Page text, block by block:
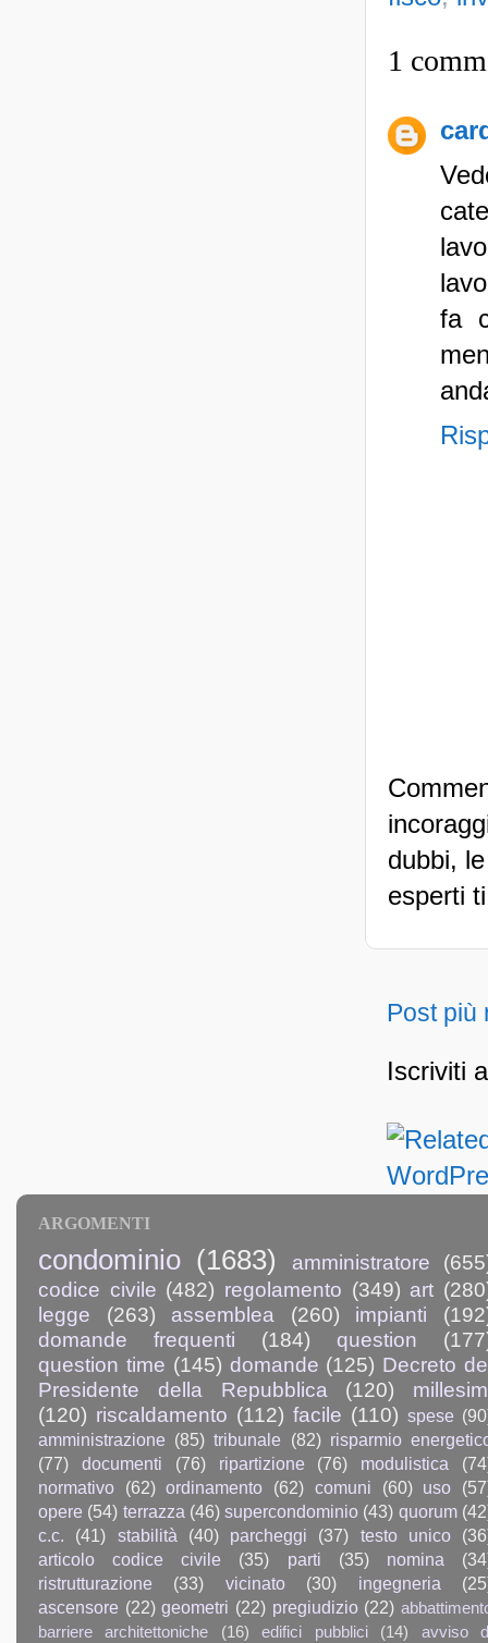
1
fa
dubbi,
esperti
Post più
Iscriviti
ARGOMENTI
condominio (1683) amministratore
codice civile (482) regolamento (349) art
legge
(263) assemblea (260) impianti
domande frequenti
(184) question
question time (145) domande (125) Decreto
Presidente della Repubblica
(120)
(120) riscaldamento (112) facile (110) spese
amministrazione (85) tribunale (82) risparmio
(77)
documenti (76) ripartizione (76) modulistica
normativo
(62) ordinamento (62) comuni (60) uso
opere (54) terrazza (46) supercondominio (43) quorum
c.c.
(41) stabilità (40) parcheggi (37) testo unico
articolo codice civile
(35) parti (35) nomina
ristrutturazione
(33) vicinato (30) ingegneria
ascensore (22) geometri (22) pregiudizio (22)
barriere architettoniche
(16) edifici pubblici (14)
avviso